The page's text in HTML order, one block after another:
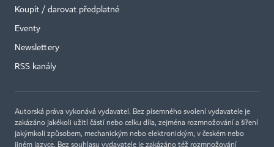
Koupit / darovat předplatné
Eventy
Newslettery
RSS kanály
Autorská práva vykonává vydavatel. Bez písemného svolení vydavatele je
zakázáno jakékoli užití částí nebo celku díla, zejména rozmnožování a šíření
jakýmkoli způsobem, mechanickým nebo elektronickým, v českém nebo
jiném jazyce. Bez souhlasu vydavatele je zakázáno též rozmnožování